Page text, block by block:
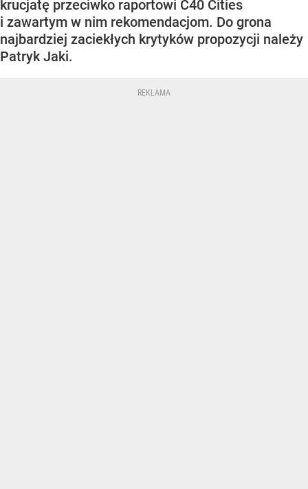
krucjatę przeciwko raportowi C40 Cities
i zawartym w nim rekomendacjom. Do grona
najbardziej zaciekłych krytyków propozycji należy
Patryk Jaki.